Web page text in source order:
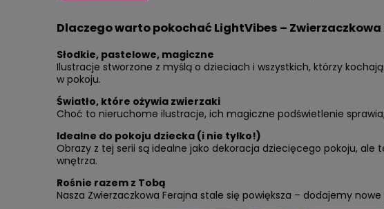
Cena nie zawiera
kosztów płatności
Dlaczego warto pokochać LightVibes – Zwierzaczkowa
Słodkie, pastelowe, magiczne
Ilustracje stworzone z myślą o dzieciach i wszystkich, którzy
w pokoju.
Światło, które ożywia zwierzaki
Choć to nieruchome ilustracje, ich magiczne podświetlenie
Idealne do pokoju dziecka (i nie tylko!)
Obrazy z tej serii są idealne jako dekoracja dziecięcego pokoju,
wnętrza.
Rośnie razem z Tobą
Nasza Zwierzaczkowa Ferajna stale się powiększa – dodajemy